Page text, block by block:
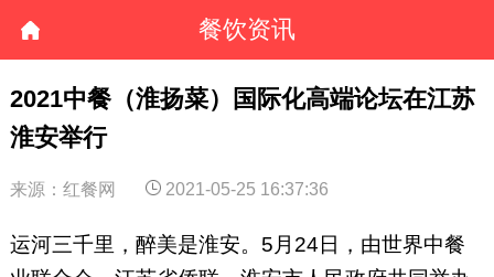
餐饮资讯
2021中餐（淮扬菜）国际化高端论坛在江苏
淮安举行
来源：红餐网 2021-05-25 16:37:36
运河三千里，醉美是淮安。5月24日，由世界中餐